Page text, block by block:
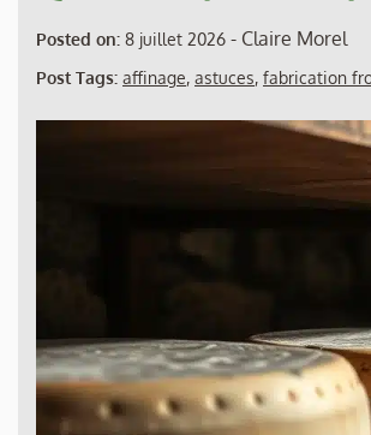
Posted on: 8 juillet 2026 - Claire Morel
Post Tags: affinage, astuces, fabrication